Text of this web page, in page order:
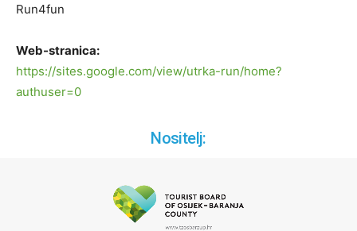
Run4fun
Web-stranica:
https://sites.google.com/view/utrka-run/home?
authuser=0
Nositelj: